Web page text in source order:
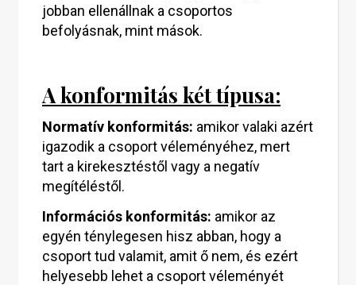
jobban ellenállnak a csoportos
befolyásnak, mint mások.
A konformitás két típusa:
Normatív konformitás: amikor valaki azért
igazodik a csoport véleményéhez, mert
tart a kirekesztéstől vagy a negatív
megítéléstől.
Információs konformitás: amikor az
egyén ténylegesen hisz abban, hogy a
csoport tud valamit, amit ő nem, és ezért
helyesebb lehet a csoport véleményét